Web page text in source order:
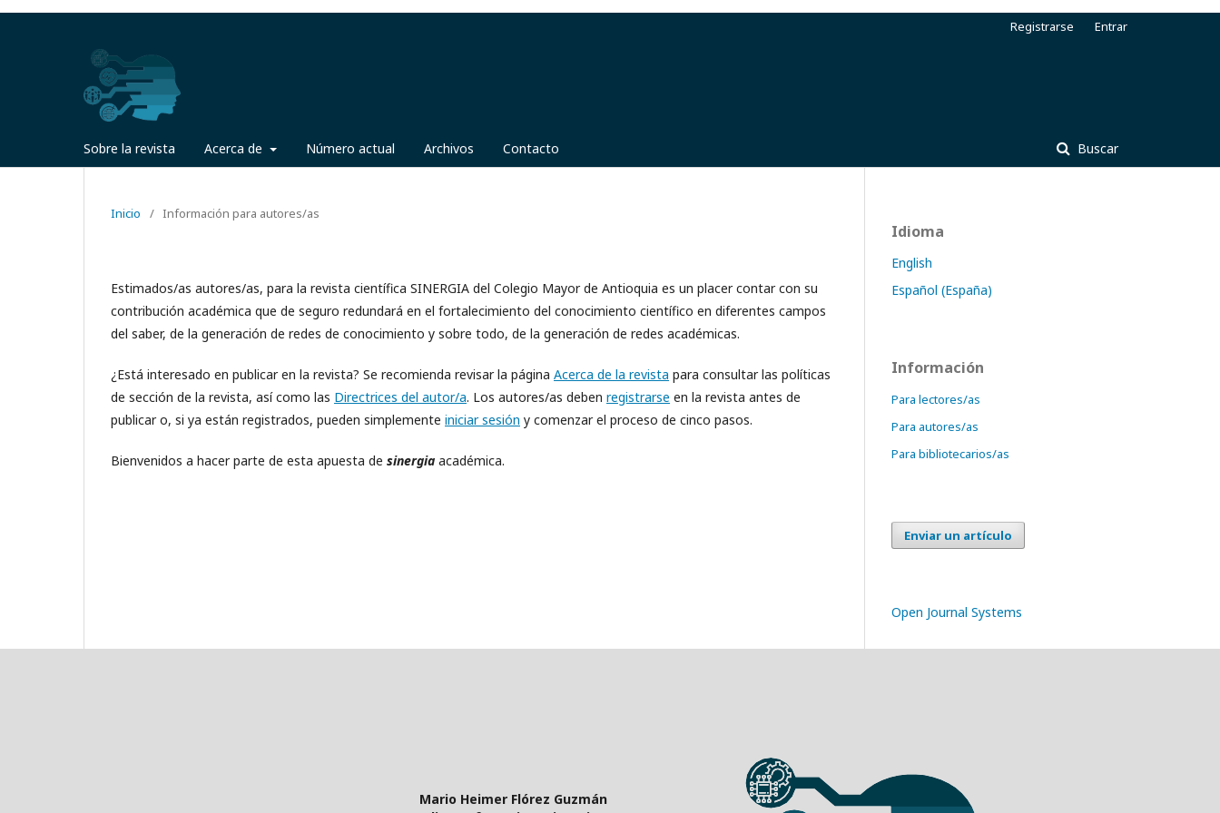
Sobre la revista Acerca de Número actual Archivos Contacto Buscar
Registrarse Entrar
Inicio / Información para autores/as
Estimados/as autores/as, para la revista científica SINERGIA del Colegio Mayor de Antioquia es un placer contar con su
contribución académica que de seguro redundará en el fortalecimiento del conocimiento científico en diferentes campos
del saber, de la generación de redes de conocimiento y sobre todo, de la generación de redes académicas.
¿Está interesado en publicar en la revista? Se recomienda revisar la página Acerca de la revista para consultar las políticas
de sección de la revista, así como las Directrices del autor/a. Los autores/as deben registrarse en la revista antes de
publicar o, si ya están registrados, pueden simplemente iniciar sesión y comenzar el proceso de cinco pasos.
Bienvenidos a hacer parte de esta apuesta de sinergia académica.
Idioma
English
Español (España)
Información
Para lectores/as
Para autores/as
Para bibliotecarios/as
Enviar un artículo
Open Journal Systems
Mario Heimer Flórez Guzmán